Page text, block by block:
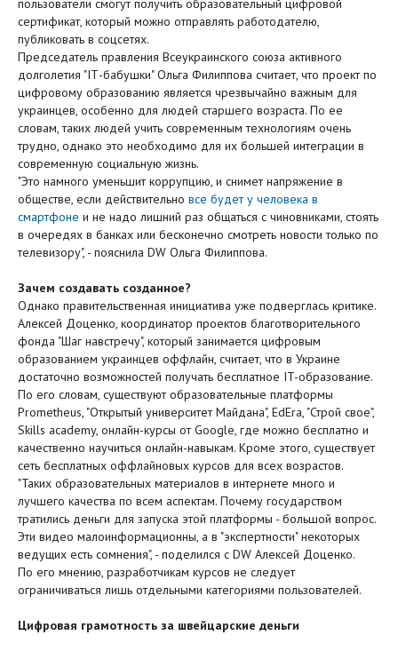
сертификат, который можно отправлять работодателю,
публиковать в соцсетях.
Председатель правления Всеукраинского союза активного
долголетия "ІТ-бабушки" Ольга Филиппова считает, что проект по
цифровому образованию является чрезвычайно важным для
украинцев, особенно для людей старшего возраста. По ее
словам, таких людей учить современным технологиям очень
трудно, однако это необходимо для их большей интеграции в
современную социальную жизнь.
"Это намного уменьшит коррупцию, и снимет напряжение в
обществе, если действительно все будет у человека в
смартфоне и не надо лишний раз общаться с чиновниками, стоять
в очередях в банках или бесконечно смотреть новости только по
телевизору", - пояснила DW Ольга Филиппова.
Зачем создавать созданное?
Однако правительственная инициатива уже подверглась критике.
Алексей Доценко, координатор проектов благотворительного
фонда "Шаг навстречу", который занимается цифровым
образованием украинцев оффлайн, считает, что в Украине
достаточно возможностей получать бесплатное IT-образование.
По его словам, существуют образовательные платформы
Prometheus, "Открытый университет Майдана", EdEra, "Строй свое",
Skills academy, онлайн-курсы от Google, где можно бесплатно и
качественно научиться онлайн-навыкам. Кроме этого, существует
сеть бесплатных оффлайновых курсов для всех возрастов.
"Таких образовательных материалов в интернете много и
лучшего качества по всем аспектам. Почему государством
тратились деньги для запуска этой платформы - большой вопрос.
Эти видео малоинформационны, а в "экспертности" некоторых
ведущих есть сомнения", - поделился с DW Алексей Доценко.
По его мнению, разработчикам курсов не следует
ограничиваться лишь отдельными категориями пользователей.
Цифровая грамотность за швейцарские деньги